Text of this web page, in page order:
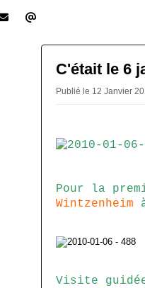
C'était le 6
Publié le 12 Janvier
Pour la
Wintzenheim
Visite